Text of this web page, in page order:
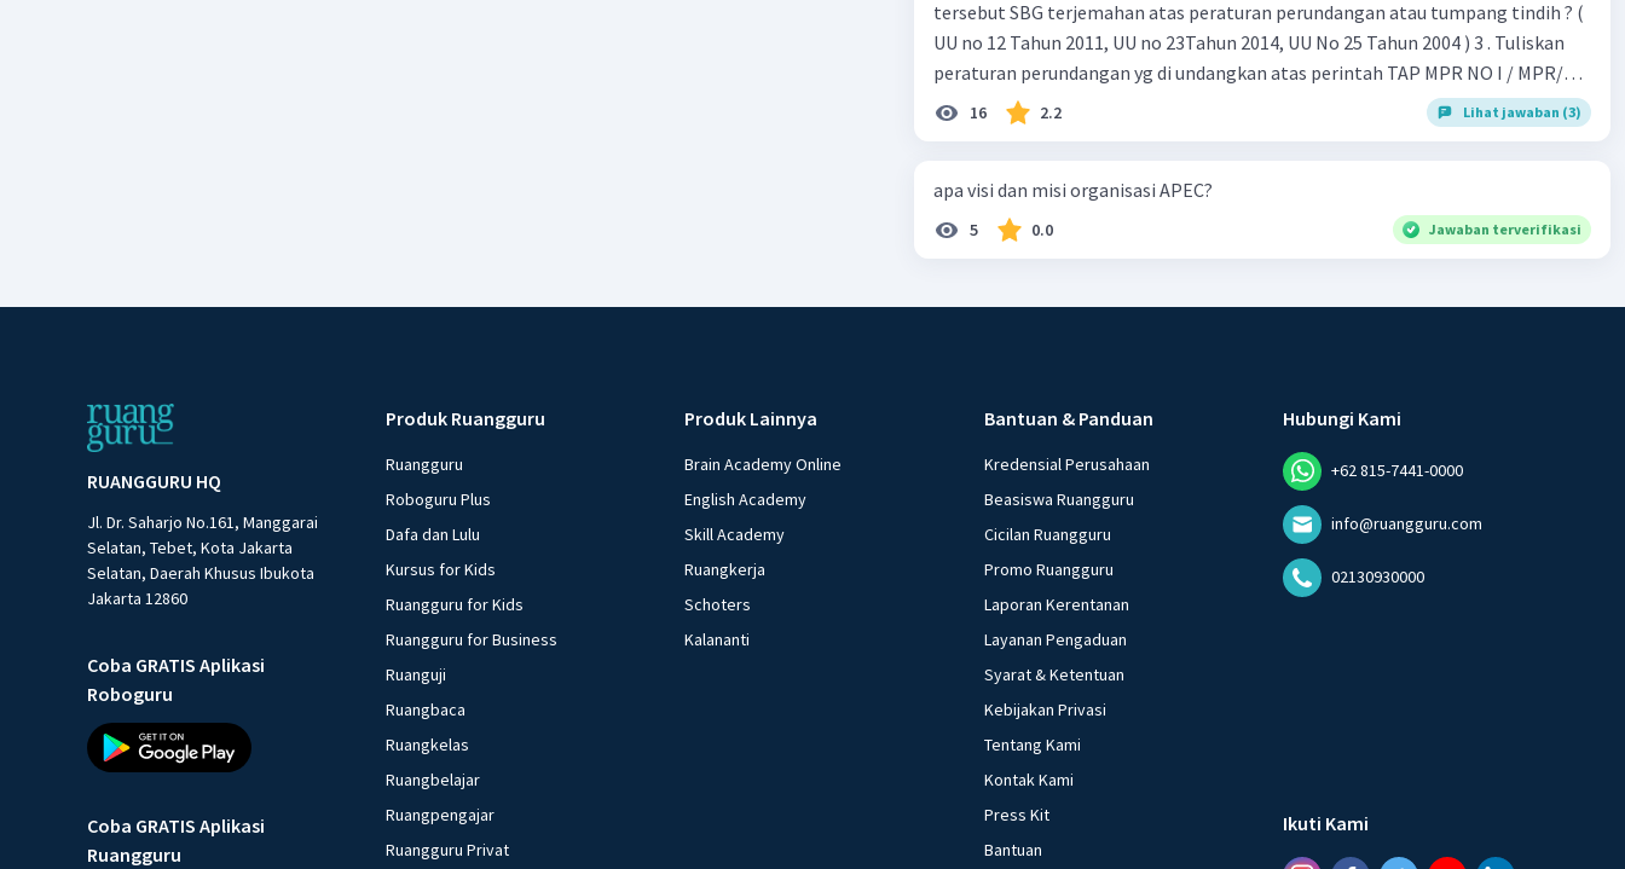
tersebut SBG terjemahan atas peraturan perundangan atau tumpang tindih ? (
UU no 12 Tahun 2011, UU no 23Tahun 2014, UU No 25 Tahun 2004 ) 3 . Tuliskan
peraturan perundangan yg di undangkan atas perintah TAP MPR NO I / MPR/
2003 4.sebutkan produk UU atas perintah UUD NRI Tahun 1945 ( pasal18, pasal
22, pasal 23, Pasal 26 , Pasal 27,pasal ,pasal 28, pasal 29, pasal 30 ,pasal 31 dan
16 2.2 Lihat jawaban (3)
apa visi dan misi organisasi APEC?
5 0.0 Jawaban terverifikasi
RUANGGURU HQ
Jl. Dr. Saharjo No.161, Manggarai
Selatan, Tebet, Kota Jakarta
Selatan, Daerah Khusus Ibukota
Jakarta 12860
Coba GRATIS Aplikasi
Roboguru
Coba GRATIS Aplikasi
Ruangguru
Produk Ruangguru
Ruangguru
Roboguru Plus
Dafa dan Lulu
Kursus for Kids
Ruangguru for Kids
Ruangguru for Business
Ruanguji
Ruangbaca
Ruangkelas
Ruangbelajar
Ruangpengajar
Ruangguru Privat
Produk Lainnya
Brain Academy Online
English Academy
Skill Academy
Ruangkerja
Schoters
Kalananti
Bantuan & Panduan
Kredensial Perusahaan
Beasiswa Ruangguru
Cicilan Ruangguru
Promo Ruangguru
Laporan Kerentanan
Layanan Pengaduan
Syarat & Ketentuan
Kebijakan Privasi
Tentang Kami
Kontak Kami
Press Kit
Bantuan
Hubungi Kami
+62 815-7441-0000
info@ruangguru.com
02130930000
Ikuti Kami